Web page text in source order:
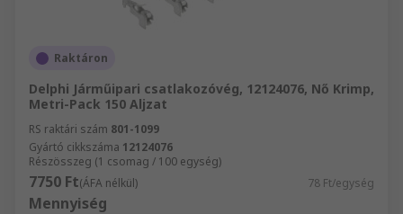
Raktáron
Delphi Járműipari csatlakozóvég, 12124076, Nő Krimp,
Metri-Pack 150 Aljzat
RS raktári szám 801-1099
Gyártó cikkszáma 12124076
Részösszeg (1 csomag / 100 egység)
7750 Ft(ÁFA nélkül) 78 Ft/egység
Mennyiség